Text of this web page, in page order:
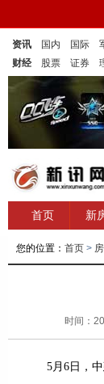
资讯 国内 国际
财经
股票 证券
首页 新
您的位置： 首页 >
时间：
5月6日，中